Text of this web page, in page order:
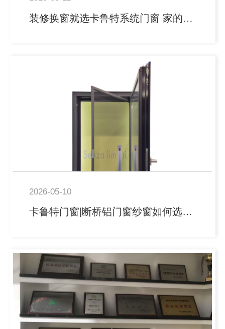
2026-05-10
卡鲁特门窗|断桥铝门窗纱窗如何选择？